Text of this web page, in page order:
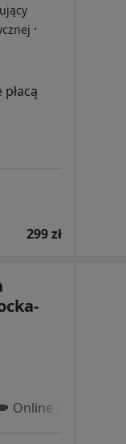
·
299 zł
Online 2